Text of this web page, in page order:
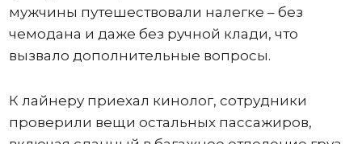
мужчины путешествовали налегке – без
чемодана и даже без ручной клади, что
вызвало дополнительные вопросы.
К лайнеру приехал кинолог, сотрудники
проверили вещи остальных пассажиров,